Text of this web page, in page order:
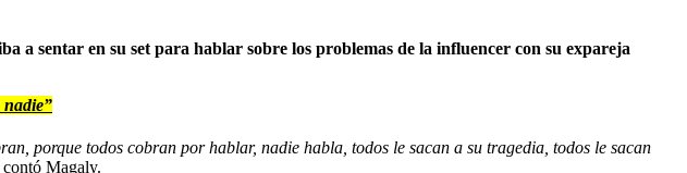
a sentar en su set para hablar sobre los problemas de la influencer con su expareja
nadie”
porque todos cobran por hablar, nadie habla, todos le sacan a su tragedia, todos le sacan
contó Magaly.